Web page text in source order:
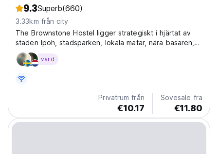
9.3Superb(660)
3.33km från city
The Brownstone Hostel ligger strategiskt i hjärtat av
staden Ipoh, stadsparken, lokala matar, nära basaren,
söndagsloppmarknaden, nattliv och kulturer ligger inom
gångavstånd med enkel tillgång till kollektivtrafik. The
värd
Privatrum från
€10.17
Sovesale fra
€11.80